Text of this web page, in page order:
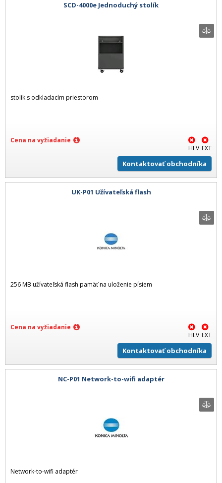
SCD-4000e Jednoduchý stolík
stolík s odkladacím priestorom
Cena na vyžiadanie
HLV EXT
Kontaktovať obchodníka
UK-P01 Užívateľská flash
256 MB užívateľská flash pamäť na uloženie písiem
Cena na vyžiadanie
HLV EXT
Kontaktovať obchodníka
NC-P01 Network-to-wifi adaptér
Network-to-wifi adaptér